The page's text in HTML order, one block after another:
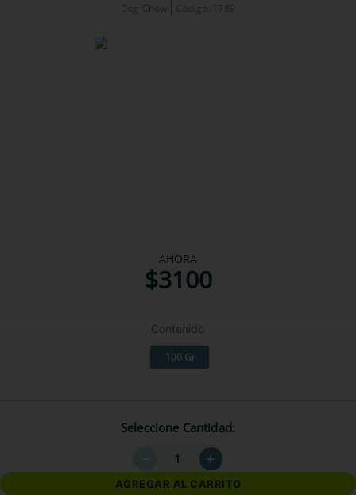
Dog Chow Código: 1789
AHORA
$3100
Contenido
100 Gr
Seleccione Cantidad
＋
AGREGAR AL CARRITO